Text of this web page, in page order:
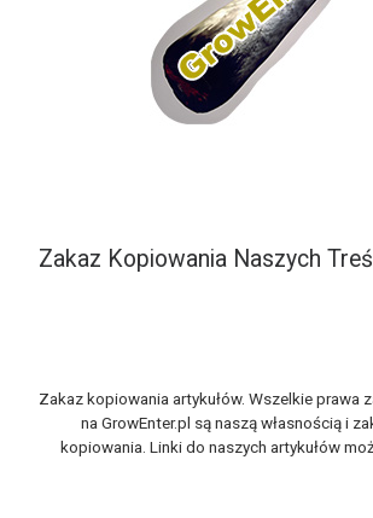
Zakaz Kopiowania Naszych
Zakaz kopiowania artykułów. Wszelkie prawa
na GrowEnter.pl są naszą własnością i
kopiowania. Linki do naszych artykułów